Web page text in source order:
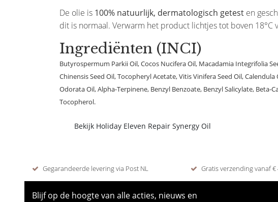
De olie is 100% natuurlijk, dermatologisch getest en
dit is normaal. Verwarm het product lichtjes tot boven 18°C
Ingrediënten (INCI)
Butyrospermum Parkii Oil, Cocos Nucifera Oil, Macadamia Integrifolia
Chinensis Seed Oil, Tocopheryl Acetate, Vitis Vinifera Seed Oil,
Odorata Oil, Alpha-Terpinene, Benzyl Benzoate, Benzyl Salicylate,
Tocopherol.
Bekijk Holiday Eleven Repair Synergy Oil
Gegarandeerde levering via Post NL Gratis verzending vanaf €
Blijf op de hoogte van alle acties, nieuws en